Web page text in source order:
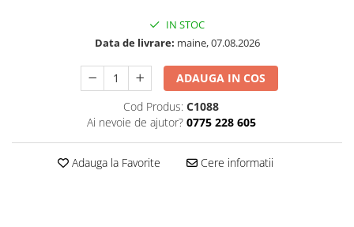
IN STOC
Data de livrare: maine, 07.08.2026
ADAUGA IN COS
Cod Produs: C1088
Ai nevoie de ajutor? 0775 228 605
Adauga la Favorite Cere informatii